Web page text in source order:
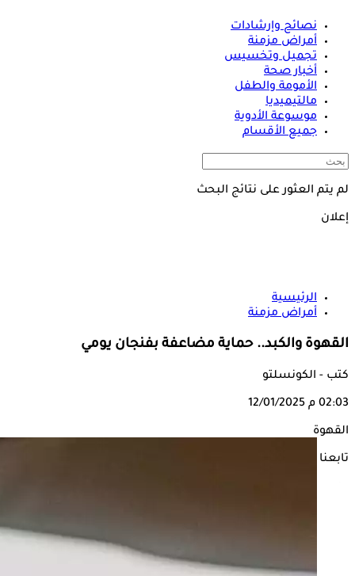
نصائح وإرشادات
أمراض مزمنة
تجميل وتخسيس
أخبار صحة
الأمومة والطفل
مالتيميديا
موسوعة الأدوية
جميع الأقسام
لم يتم العثور على نتائج البحث
إعلان
الرئيسية
أمراض مزمنة
القهوة والكبد.. حماية مضاعفة بفنجان يومي
كتب - الكونسلتو
02:03 م 12/01/2025
القهوة
تابعنا على